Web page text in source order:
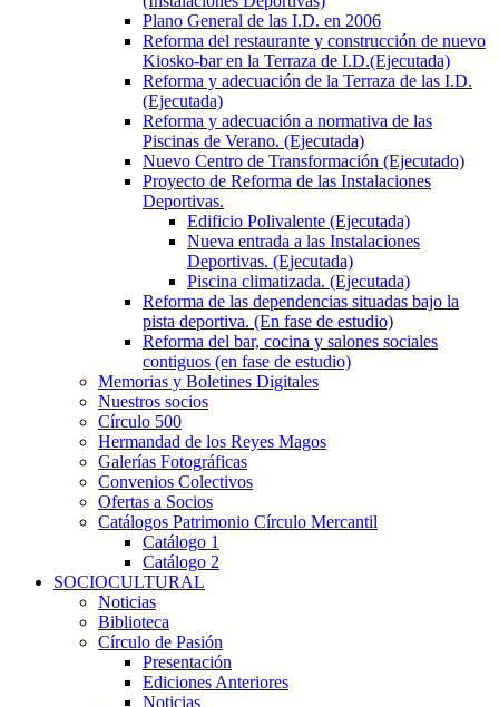
Plano General de las I.D. en 2006
Reforma del restaurante y construcción de nuevo
Kiosko-bar en la Terraza de I.D.(Ejecutada)
Reforma y adecuación de la Terraza de las I.D.
(Ejecutada)
Reforma y adecuación a normativa de las
Piscinas de Verano. (Ejecutada)
Nuevo Centro de Transformación (Ejecutado)
Proyecto de Reforma de las Instalaciones
Deportivas.
Edificio Polivalente (Ejecutada)
Nueva entrada a las Instalaciones
Deportivas. (Ejecutada)
Piscina climatizada. (Ejecutada)
Reforma de las dependencias situadas bajo la
pista deportiva. (En fase de estudio)
Reforma del bar, cocina y salones sociales
contiguos (en fase de estudio)
Memorias y Boletines Digitales
Nuestros socios
Círculo 500
Hermandad de los Reyes Magos
Galerías Fotográficas
Convenios Colectivos
Ofertas a Socios
Catálogos Patrimonio Círculo Mercantil
Catálogo 1
Catálogo 2
SOCIOCULTURAL
Noticias
Biblioteca
Círculo de Pasión
Presentación
Ediciones Anteriores
Noticias